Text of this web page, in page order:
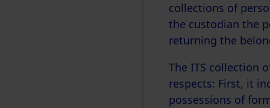
collections of
the custodian the
returning the
The ITS collection
respects: First, it
possessions of